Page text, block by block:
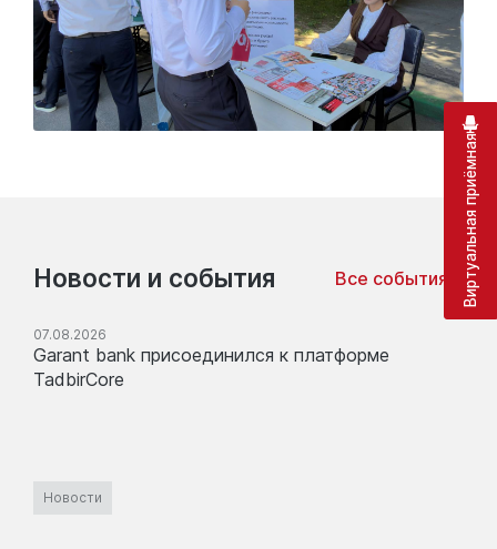
Новости и события Все события
07.08.2026
Garant bank присоединился к платформе
TadbirCore
Новости
Виртуальная приёмная